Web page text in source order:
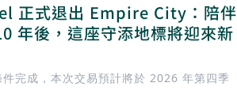
正式退出 Empire City：陪伴
年後，這座守添地標將迎來新
件完成，本次交易預計將於 2026 年第四季